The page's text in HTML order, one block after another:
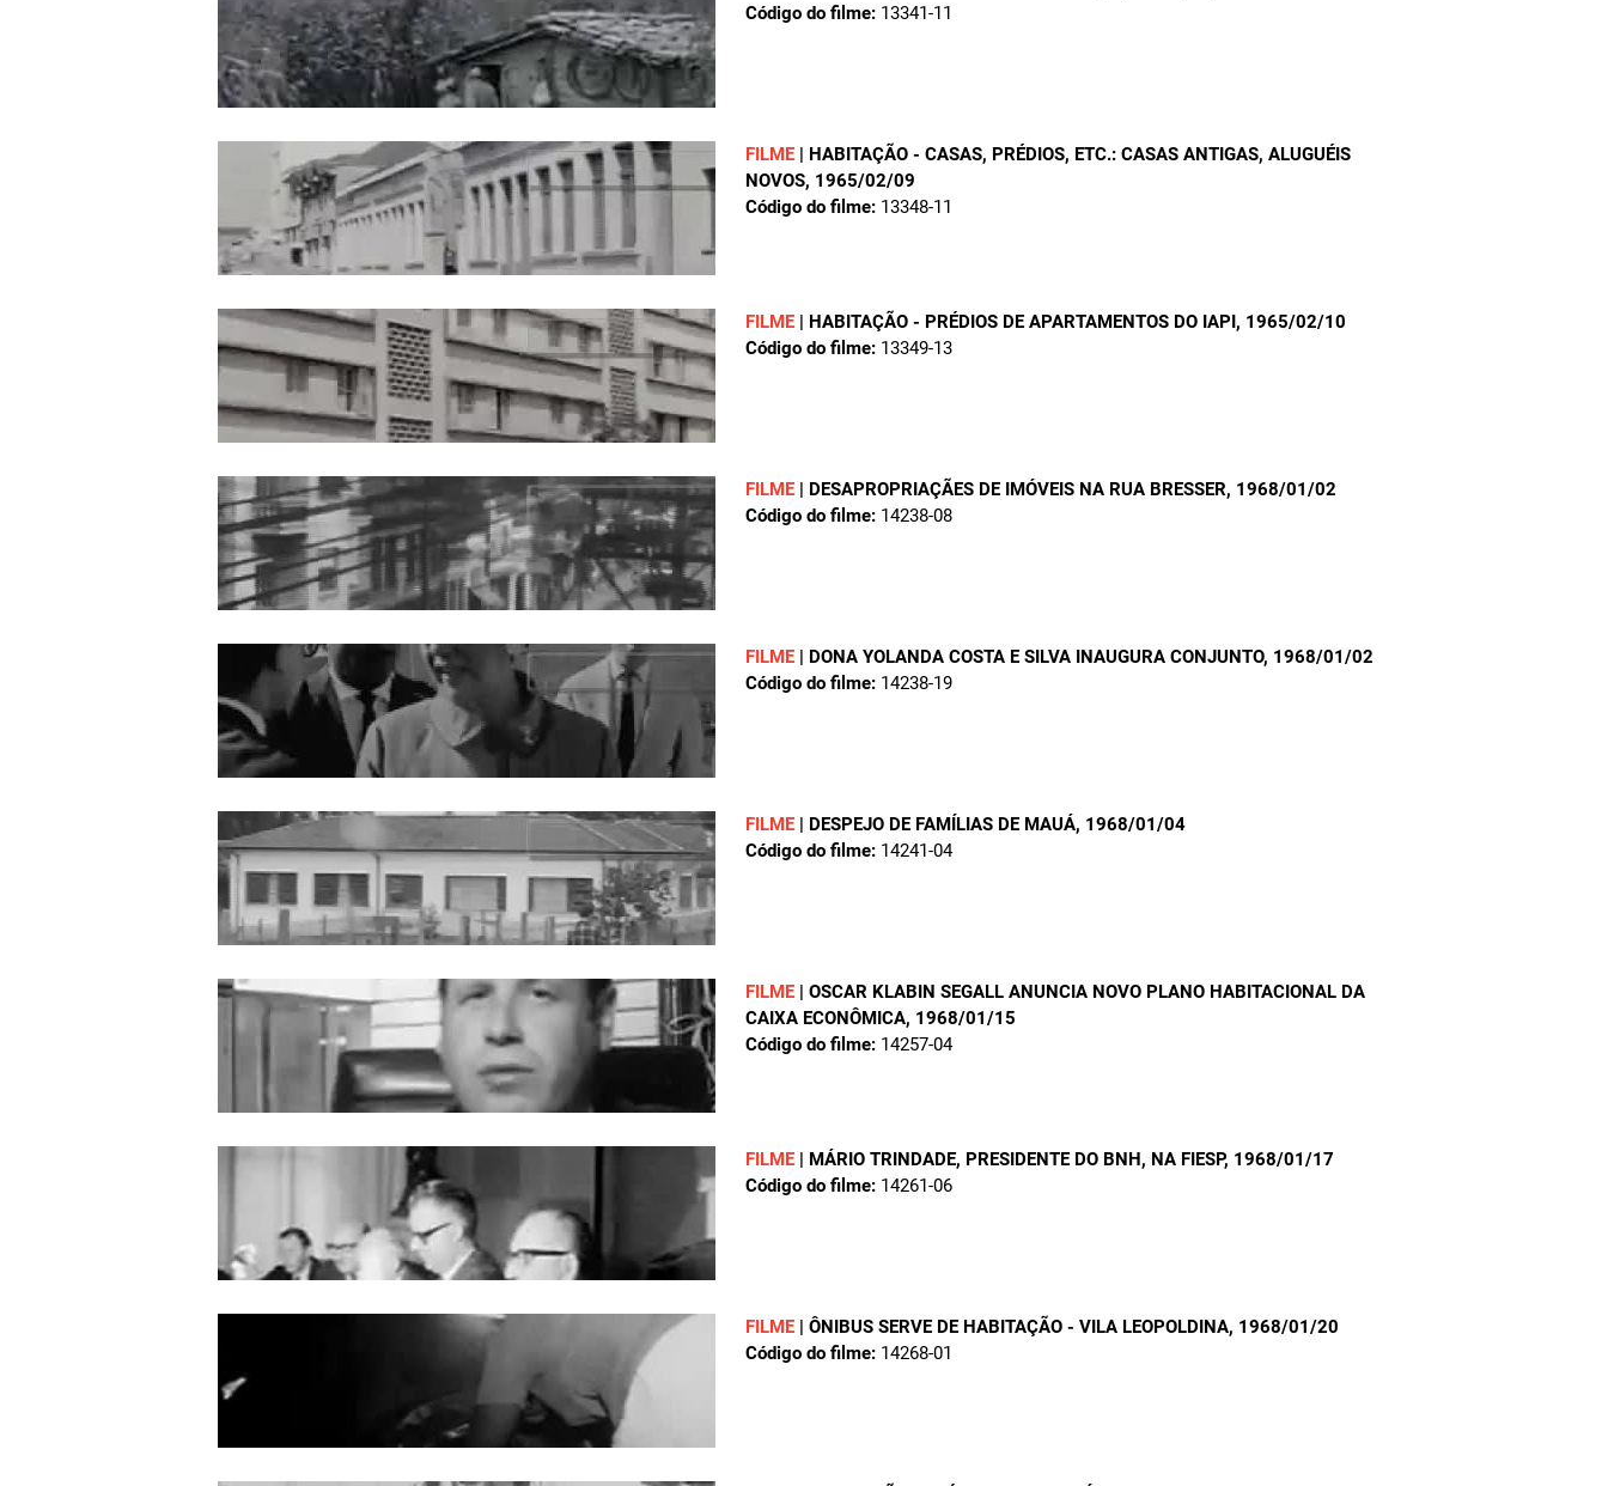
Código do filme: 13341-11
FILME | HABITAÇÃO - CASAS, PRÉDIOS, ETC.: CASAS ANTIGAS, ALUGUÉIS
NOVOS, 1965/02/09
Código do filme: 13348-11
FILME | HABITAÇÃO - PRÉDIOS DE APARTAMENTOS DO IAPI, 1965/02/10
Código do filme: 13349-13
FILME | DESAPROPRIAÇÃES DE IMÓVEIS NA RUA BRESSER, 1968/01/02
Código do filme: 14238-08
FILME | DONA YOLANDA COSTA E SILVA INAUGURA CONJUNTO, 1968/01/02
Código do filme: 14238-19
FILME | DESPEJO DE FAMÍLIAS DE MAUÁ, 1968/01/04
Código do filme: 14241-04
FILME | OSCAR KLABIN SEGALL ANUNCIA NOVO PLANO HABITACIONAL DA
CAIXA ECONÔMICA, 1968/01/15
Código do filme: 14257-04
FILME | MÁRIO TRINDADE, PRESIDENTE DO BNH, NA FIESP, 1968/01/17
Código do filme: 14261-06
FILME | ÔNIBUS SERVE DE HABITAÇÃO - VILA LEOPOLDINA, 1968/01/20
Código do filme: 14268-01